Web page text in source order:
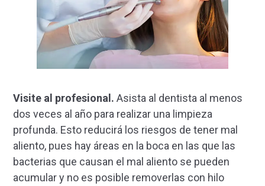
Visite al profesional. Asista al dentista al menos
dos veces al año para realizar una limpieza
profunda. Esto reducirá los riesgos de tener mal
aliento, pues hay áreas en la boca en las que las
bacterias que causan el mal aliento se pueden
acumular y no es posible removerlas con hilo